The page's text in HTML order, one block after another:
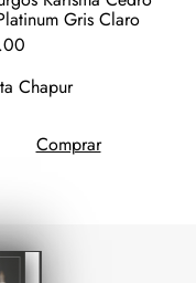
Gris Claro
00
Comprar